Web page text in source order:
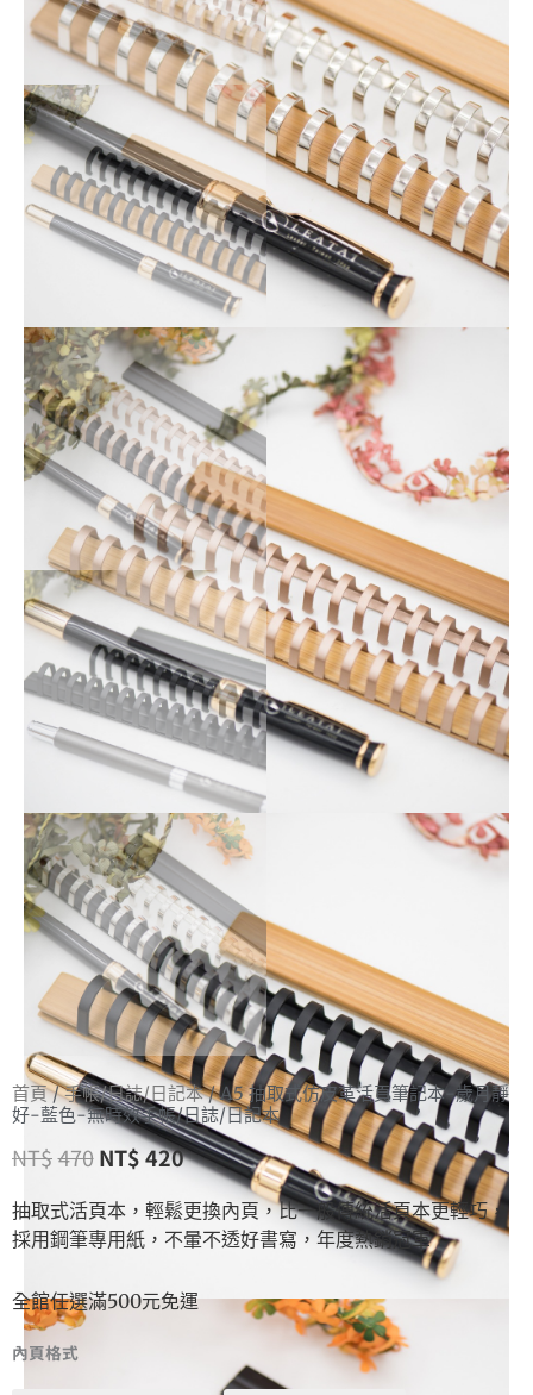
首頁/手帳/日誌/日記本/ A5 抽取式仿皮革活頁筆記本-歲月靜
好-藍色-無時效手帳/日誌/日記本
NT$470 NT$420
抽取式活頁本，輕鬆更換內頁，比一般傳統活頁本更輕巧，
採用鋼筆專用紙，不暈不透好書寫，年度熱銷冠軍
全館任選滿500元免運
內頁格式